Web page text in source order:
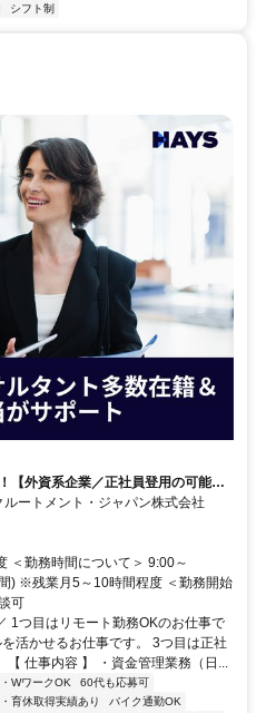
シフト制
【外資系企業／正社員登用の可能性
OK】経理財務
ートメント・ジャパン株式会社
＜勤務時間について＞ 9:00～
) ※残業月5～10時間程度 ＜勤務開始
可
1つ目はリモート勤務OKのお仕事で
活かせるお仕事です。 3つ目は正社
【 仕事内容 】 ・資金管理業務（日...
WワークOK
60代も応募可
育休取得実績あり
バイク通勤OK